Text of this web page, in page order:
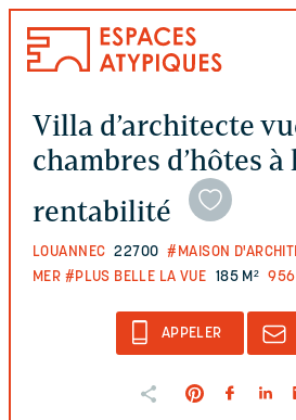
Villa d’architecte
chambres d’hôtes à
rentabilité
LOUANNEC 22700 #MAISON
MER #PLUS BELLE LA VUE 185 M²
APPELER